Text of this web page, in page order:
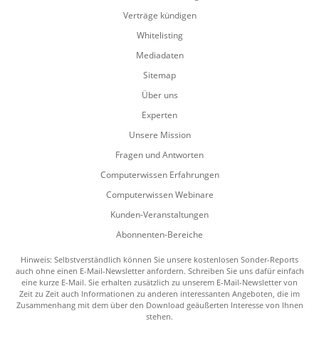
Verträge kündigen
Whitelisting
Mediadaten
Sitemap
Über uns
Experten
Unsere Mission
Fragen und Antworten
Computerwissen Erfahrungen
Computerwissen Webinare
Kunden-Veranstaltungen
Abonnenten-Bereiche
Hinweis: Selbstverständlich können Sie unsere kostenlosen Sonder-Reports
auch ohne einen E-Mail-Newsletter anfordern. Schreiben Sie uns dafür einfach
eine kurze E-Mail. Sie erhalten zusätzlich zu unserem E-Mail-Newsletter von
Zeit zu Zeit auch Informationen zu anderen interessanten Angeboten, die im
Zusammenhang mit dem über den Download geäußerten Interesse von Ihnen
stehen.